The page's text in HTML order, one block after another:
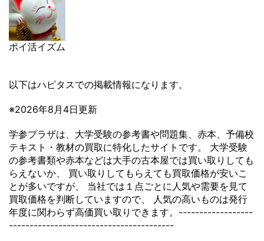
ポイ活イズム
以下はハピタスでの掲載情報になります。
※2026年8月4日更新
学参プラザは、大学受験の参考書や問題集、赤本、予備校
テキスト・教材の買取に特化したサイトです。 大学受験
の参考書類や赤本などは大手の古本屋では買い取りしても
らえないか、 買い取りしてもらえても買取価格が安いこ
とが多いですが、 当社では１点ごとに人気や需要を見て
買取価格を判断していますので、 人気の高いものは発行
年度に関わらず高価買い取りできます。------------------
----------------------------------------